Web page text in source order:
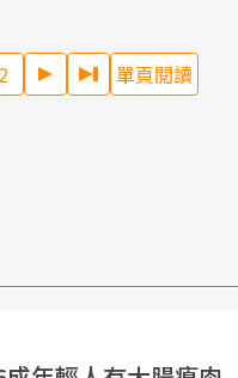
2 單頁閱讀